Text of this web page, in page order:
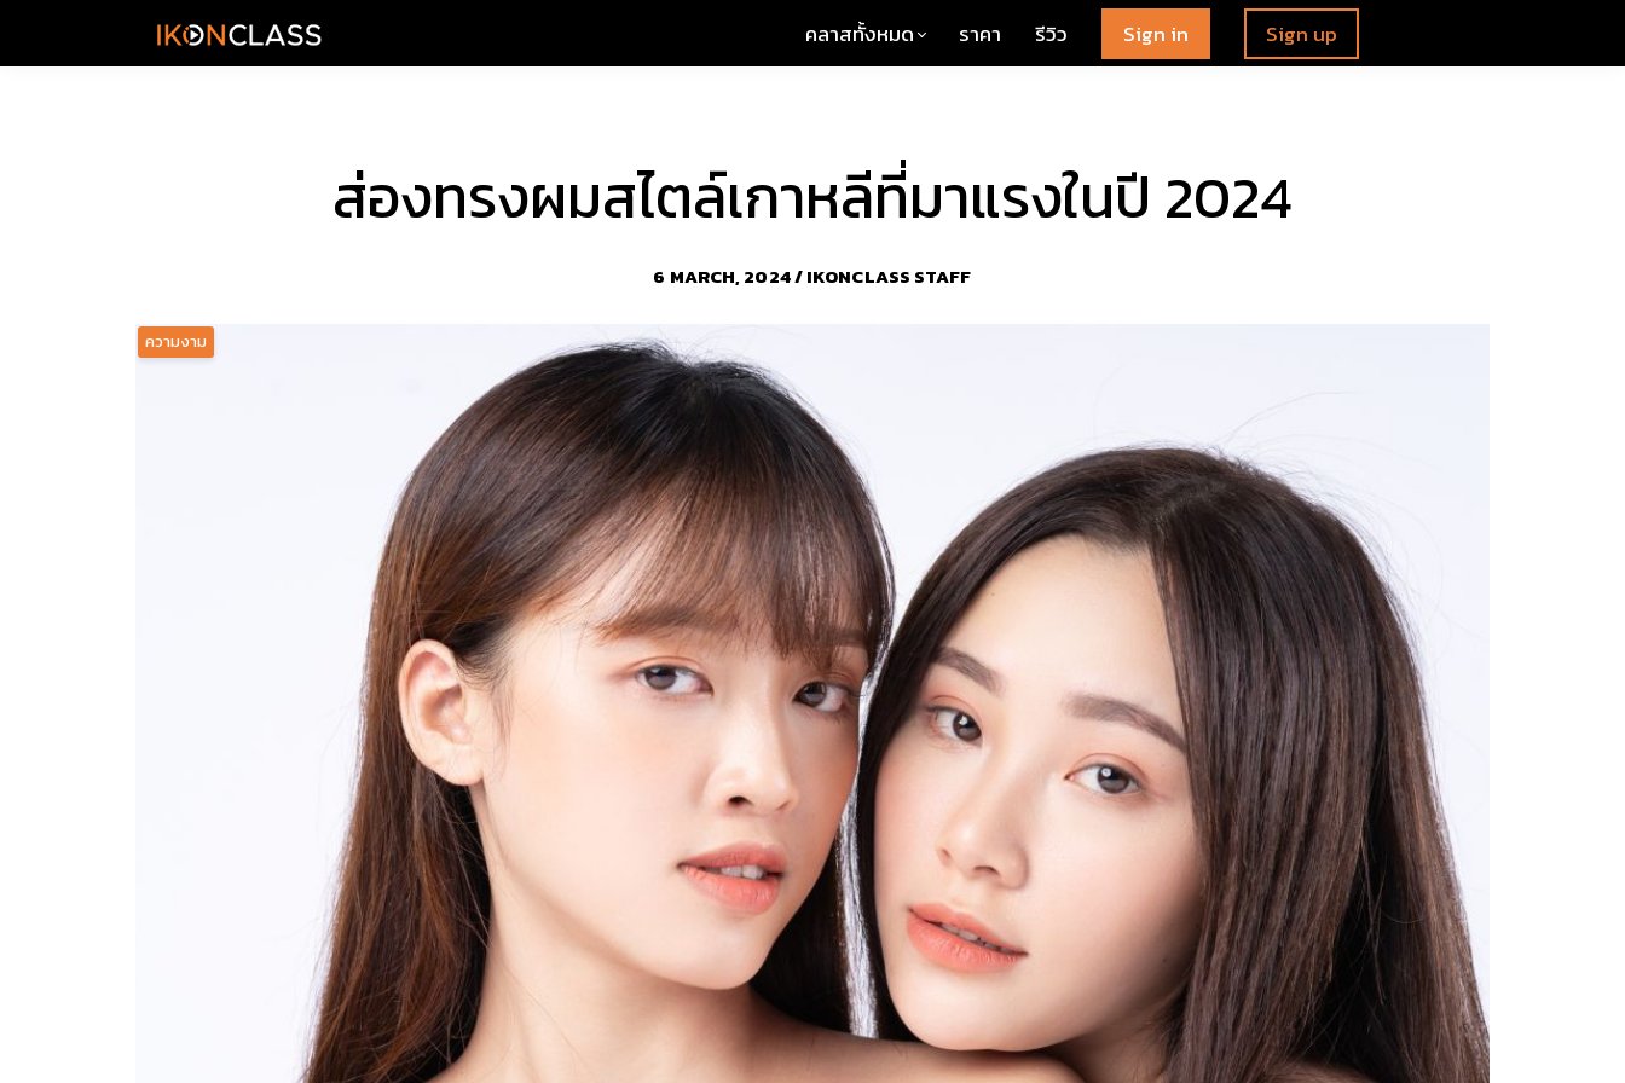
คลาสทั้งหมด ราคา รีวิว Sign in Sign up
ส่องทรงผมสไตล์เกาหลีที่มาแรงในปี 2024
6 MARCH, 2024 / IKONCLASS STAFF
ความงาม